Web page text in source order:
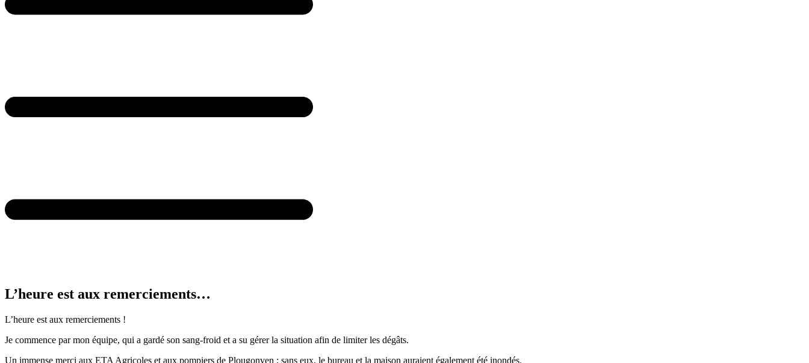
L’heure est aux remerciements…
L’heure est aux remerciements !
Je commence par mon équipe, qui a gardé son sang-froid et a su gérer la situation afin de limiter les dégâts.
Un immense merci aux ETA Agricoles et aux pompiers de Plougonven : sans eux, le bureau et la maison auraient également été inondés.